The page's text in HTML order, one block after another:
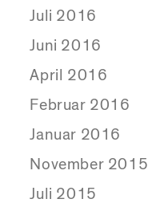
Juli 2016
Juni 2016
April 2016
Februar 2016
Januar 2016
November 2015
Juli 2015